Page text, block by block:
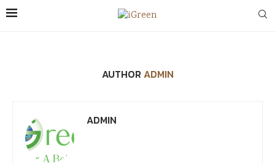
AUTHORADMIN
ADMIN